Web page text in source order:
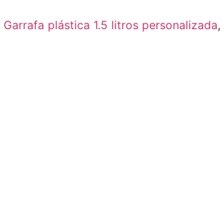
Garrafa plástica 1.5 litros personalizada,